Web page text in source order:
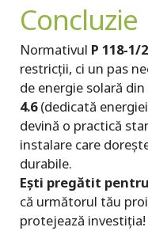
Concluzie
Normativul P 118-1/
restricții, ci un pas
de energie solară
4.6(dedicată
devină o practică
instalare care
durabile.
Ești pregătit
că următorul tău
protejează investiția!